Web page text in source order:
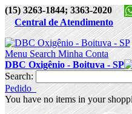
(15) 3263-1844; 3363-2020
Central de Atendimento
Menu Search Minha Conta
DBC Oxigênio - Boituva - SP
Search:
Pedido
You have no items in your